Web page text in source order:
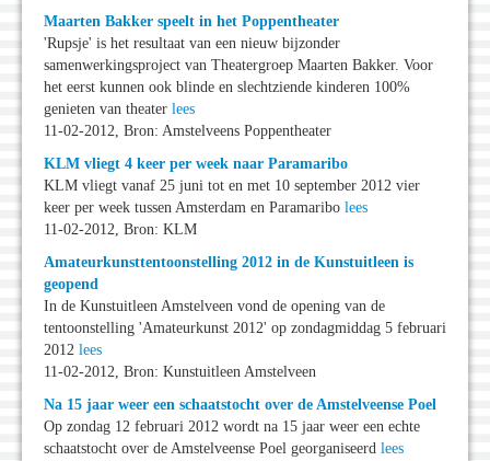
Maarten Bakker speelt in het Poppentheater
'Rupsje' is het resultaat van een nieuw bijzonder
samenwerkingsproject van Theatergroep Maarten Bakker. Voor
het eerst kunnen ook blinde en slechtziende kinderen 100%
genieten van theater lees
11-02-2012, Bron: Amstelveens Poppentheater
KLM vliegt 4 keer per week naar Paramaribo
KLM vliegt vanaf 25 juni tot en met 10 september 2012 vier
keer per week tussen Amsterdam en Paramaribo lees
11-02-2012, Bron: KLM
Amateurkunsttentoonstelling 2012 in de Kunstuitleen is
geopend
In de Kunstuitleen Amstelveen vond de opening van de
tentoonstelling 'Amateurkunst 2012' op zondagmiddag 5 februari
2012 lees
11-02-2012, Bron: Kunstuitleen Amstelveen
Na 15 jaar weer een schaatstocht over de Amstelveense Poel
Op zondag 12 februari 2012 wordt na 15 jaar weer een echte
schaatstocht over de Amstelveense Poel georganiseerd lees